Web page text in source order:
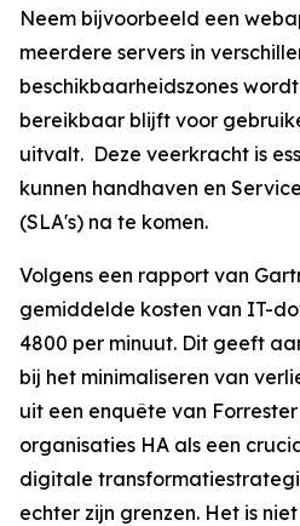
Neem bijvoorbeeld een
meerdere servers in
beschikbaarheidszones
bereikbaar blijft voor
uitvalt. Deze veerkracht is
kunnen handhaven en
(SLA's) na te komen.
Volgens een rapport van
gemiddelde kosten van IT-
4800 per minuut. Dit geeft
bij het minimaliseren van
uit een enquête van
organisaties HA als een
digitale
echter zijn grenzen. Het is